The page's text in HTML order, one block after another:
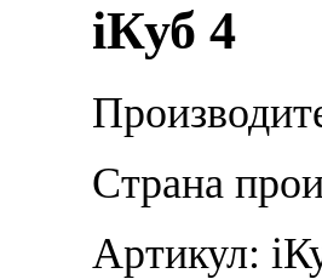
iКуб 4
Страна
Артикул: